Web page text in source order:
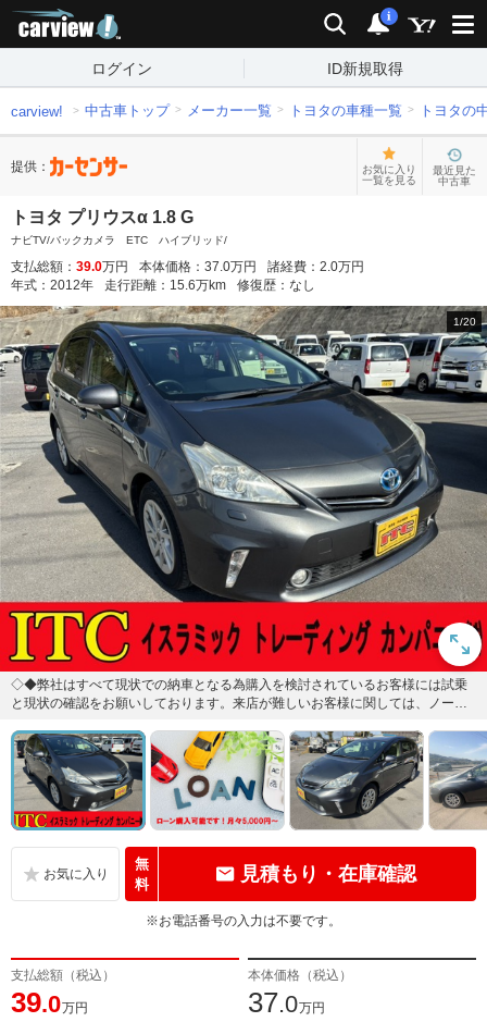
検索 通知
i
ログイン ID新規取得
carview! 中古車トップ メーカー一覧 トヨタの車種一覧 トヨタの
提供：
お気に入り
一覧を見る
最近見た
中古車
トヨタ プリウスα 1.8 G
ナビTV/バックカメラ ETC ハイブリッド/
支払総額： 39.0万円 本体価格： 37.0万円 諸経費： 2.0万円
年式： 2012年 走行距離： 15.6万km 修復歴： なし
1/20
◇◆弊社はすべて現状での納車となる為購入を検討されているお客様には試乗
と現状の確認をお願いしております。来店が難しいお客様に関しては、ノーク
無
料
見積もり・在庫確認
※お電話番号の入力は不要です。
支払総額（税込）
39.0万円
本体価格（税込）
37.0万円